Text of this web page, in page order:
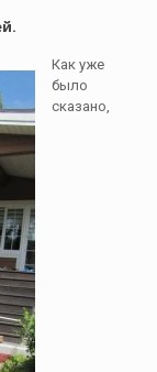
Как уже
было
сказано,